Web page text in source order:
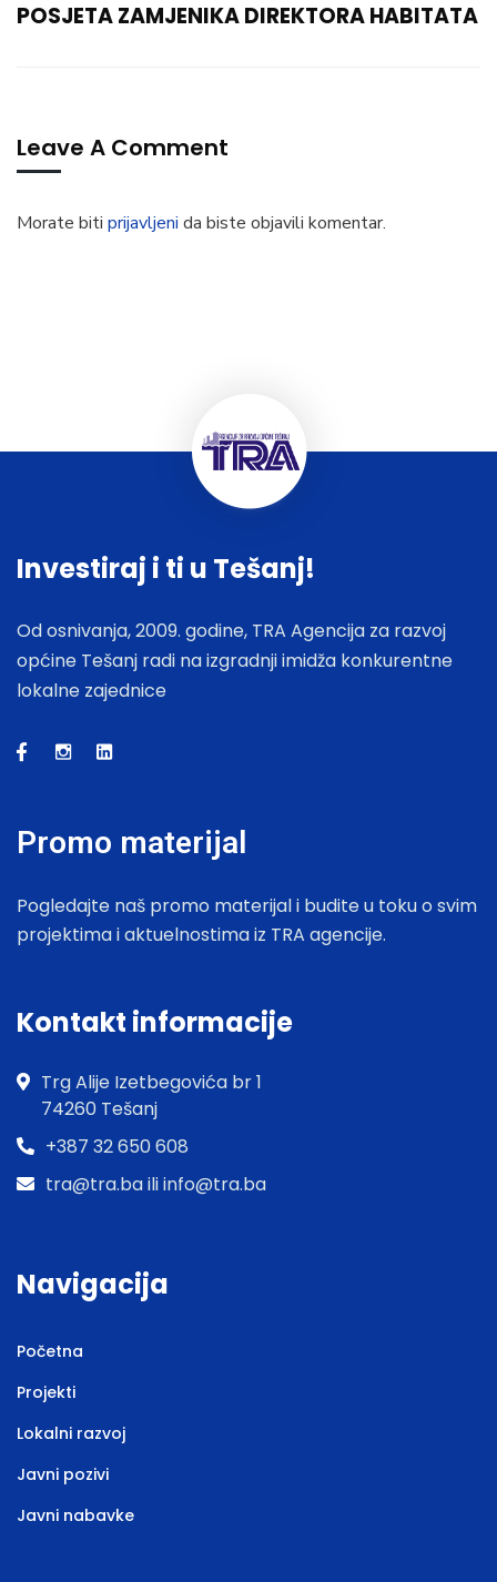
POSJETA ZAMJENIKA DIREKTORA HABITATA
Leave A Comment
Morate biti prijavljeni da biste objavili komentar.
Investiraj i ti u Tešanj!
Od osnivanja, 2009. godine, TRA Agencija za razvoj
općine Tešanj radi na izgradnji imidža konkurentne
lokalne zajednice
Promo materijal
Pogledajte naš promo materijal i budite u toku o svim
projektima i aktuelnostima iz TRA agencije.
Kontakt informacije
Trg Alije Izetbegovića br 1
74260 Tešanj
+387 32 650 608
tra@tra.ba ili info@tra.ba
Navigacija
Početna
Projekti
Lokalni razvoj
Javni pozivi
Javni nabavke